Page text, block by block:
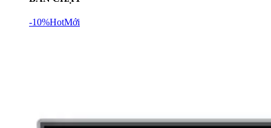
-10%HotMới